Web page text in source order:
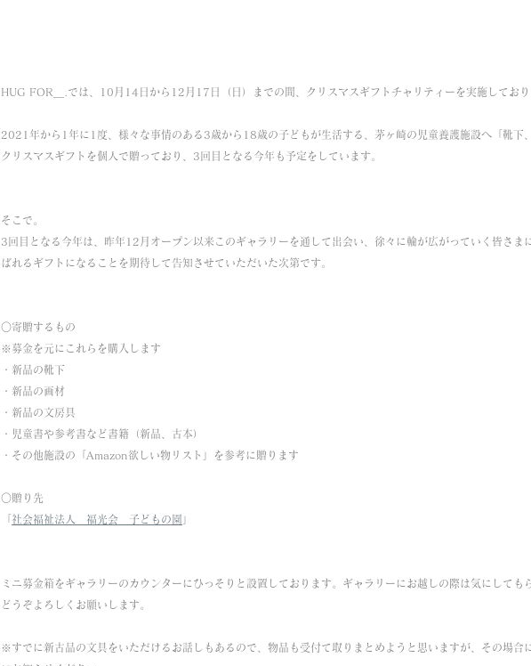
HUG FOR＿.では、10月14日から12月17日（日）までの間、クリスマスギフトチャリティーを実施しており
2021年から1年に1度、様々な事情のある3歳から18歳の子どもが生活する、茅ヶ崎の児童養護施設へ「靴下
クリスマスギフトを個人で贈っており、3回目となる今年も予定をしています。
そこで。
3回目となる今年は、昨年12月オープン以来このギャラリーを通して出会い、徐々に輪が広がっていく皆さま
ばれるギフトになることを期待して告知させていただいた次第です。
○寄贈するもの
※募金を元にこれらを購入します
・新品の靴下
・新品の画材
・新品の文房具
・児童書や参考書など書籍（新品、古本）
・その他施設の「Amazon欲しい物リスト」を参考に贈ります
○贈り先
社会福祉法人　福光会　子どもの園
ミニ募金箱をギャラリーのカウンターにひっそりと設置しております。ギャラリーにお越しの際は気にしても
どうぞよろしくお願いします。
※すでに新古品の文具をいただけるお話しもあるので、物品も受付て取りまとめようと思いますが、その場合